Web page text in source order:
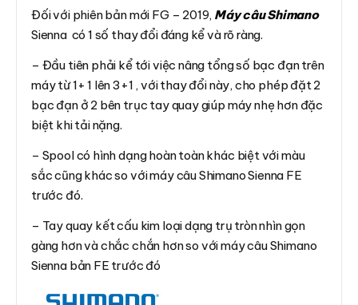
Đối với phiên bản mới FG – 2019, Máy câu Shimano
Sienna có 1 số thay đổi đáng kể và rõ ràng.
– Đầu tiên phải kể tới việc nâng tổng số bạc đạn trên
máy từ 1+ 1 lên 3+1 , với thay đổi này, cho phép đặt 2
bạc đạn ở 2 bên trục tay quay giúp máy nhẹ hơn đặc
biệt khi tải nặng.
– Spool có hình dạng hoàn toàn khác biệt với màu
sắc cũng khác so với máy câu Shimano Sienna FE
trước đó.
– Tay quay kết cấu kim loại dạng trụ tròn nhìn gọn
gàng hơn và chắc chắn hơn so với máy câu Shimano
Sienna bản FE trước đó